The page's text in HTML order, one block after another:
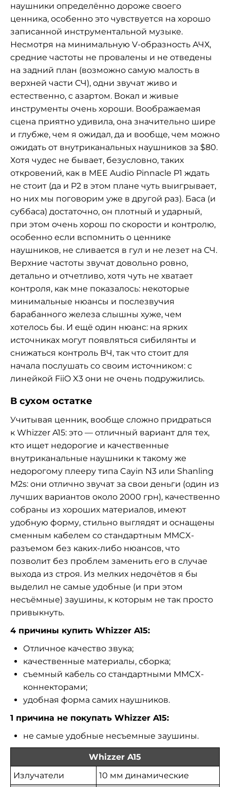
наушники определённо дороже своего
ценника, особенно это чувствуется на хорошо
записанной инструментальной музыке.
Несмотря на минимальную V-образность АЧХ,
средние частоты не провалены и не отведены
на задний план (возможно самую малость в
верхней части СЧ), одни звучат живо и
естественно, с азартом. Вокал и живые
инструменты очень хороши. Воображаемая
сцена приятно удивила, она значительно шире
и глубже, чем я ожидал, да и вообще, чем можно
ожидать от внутриканальных наушников за $80.
Хотя чудес не бывает, безусловно, таких
откровений, как в MEE Audio Pinnacle P1 ждать
не стоит (да и P2 в этом плане чуть выигрывает,
но них мы поговорим уже в другой раз). Баса (и
суббаса) достаточно, он плотный и ударный,
при этом очень хорош по скорости и контролю,
особенно если вспомнить о ценнике
наушников, не сливается в гул и не лезет на СЧ.
Верхние частоты звучат довольно ровно,
детально и отчетливо, хотя чуть не хватает
контроля, как мне показалось: некоторые
минимальные нюансы и послезвучия
барабанного железа слышны хуже, чем
хотелось бы. И ещё один нюанс: на ярких
источниках могут появляться сибилянты и
снижаться контроль ВЧ, так что стоит для
начала послушать со своим источником: с
линейкой FiiO X3 они не очень подружились.
В сухом остатке
Учитывая ценник, вообще сложно придраться
к Whizzer A15: это — отличный вариант для тех,
кто ищет недорогие и качественные
внутриканальные наушники к такому же
недорогому плееру типа Cayin N3 или Shanling
M2s: они отлично звучат за свои деньги (один из
лучших вариантов около 2000 грн), качественно
собраны из хороших материалов, имеют
удобную форму, стильно выглядят и оснащены
сменным кабелем со стандартным MMCX-
разъемом без каких-либо нюансов, что
позволит без проблем заменить его в случае
выхода из строя. Из мелких недочётов я бы
выделил не самые удобные (и при этом
несъёмные) заушины, к которым не так просто
привыкнуть.
4 причины купить Whizzer A15:
Отличное качество звука;
качественные материалы, сборка;
съемный кабель со стандартными MMCX-
коннекторами;
удобная форма самих наушников.
1 причина не покупать Whizzer A15:
не самые удобные несъемные заушины.
Whizzer A15
Излучатели
10 мм динамические